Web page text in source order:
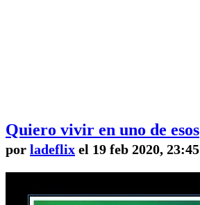
Quiero vivir en uno de esos
por ladeflix el 19 feb 2020, 23:45